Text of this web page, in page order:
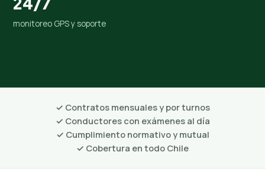
monitoreo GPS y soporte
✓ Contratos mensuales y por turnos
✓ Conductores con exámenes al día
✓ Cumplimiento normativo y mutual
✓ Cobertura en todo Chile